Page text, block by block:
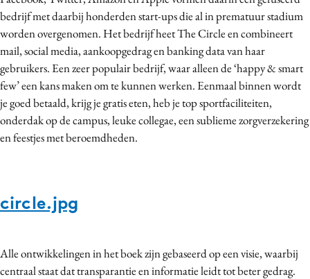
Reputatie & crisis
bedrijf met daarbij honderden start-ups die al in prematuur stadium
worden overgenomen. Het bedrijf heet The Circle en combineert
mail, social media, aankoopgedrag en banking data van haar
gebruikers. Een zeer populair bedrijf, waar alleen de ‘happy & smart
few’ een kans maken om te kunnen werken. Eenmaal binnen wordt
je goed betaald, krijg je gratis eten, heb je top sportfaciliteiten,
onderdak op de campus, leuke collegae, een sublieme zorgverzekering
en feestjes met beroemdheden.
circle.jpg
Alle ontwikkelingen in het boek zijn gebaseerd op een visie, waarbij
centraal staat dat transparantie en informatie leidt tot beter gedrag.